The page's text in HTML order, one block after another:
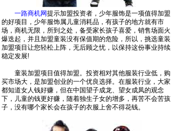
一路商机网提示加盟投资者，少年服饰是一项值得加盟
的好项目，少年服饰属儿童消耗品，有孩子的地方就有市
场，商机无限，所到之处，备受家长孩子喜爱，销售场面火
爆迭起，并且加盟童装没有保值期的危险，所以，挑选童装
加盟项目让您轻松上阵，无后顾之忧，以保持这份事业持续
稳定发展!
童装加盟项目值得加盟。投资相对其他服装行业低，购
买市场大，是加盟创业的一个优良选择。在服装行业，大家
都知道女人钱好赚，但在中国望子成龙、望女成凤的观念
下，儿童的钱更好赚，随着独生子女的增多，再苦不会苦孩
子，没有哪个家长会在孩子的衣服上舍不得花钱。